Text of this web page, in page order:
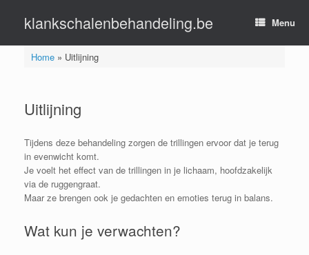
inhoud
klankschalenbehandeling.be Menu
Home» Uitlijning
Uitlijning
Tijdens deze behandeling zorgen de trillingen ervoor dat je terug
in evenwicht komt.
Je voelt het effect van de trillingen in je lichaam, hoofdzakelijk
via de ruggengraat.
Maar ze brengen ook je gedachten en emoties terug in balans.
Wat kun je verwachten?